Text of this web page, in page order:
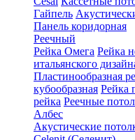
Гайпель
Панель коридорная
Реечный
Рейка Омега Рейка
итальянского
Пластинообразная
кубообразная Рейка
рейка Реечные
Албес
Акустические